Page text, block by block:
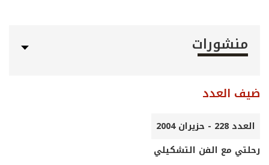
منشورات
ضيف العدد
العدد 228 - حزيران 2004
رحلتي مع الفن التشكيلي